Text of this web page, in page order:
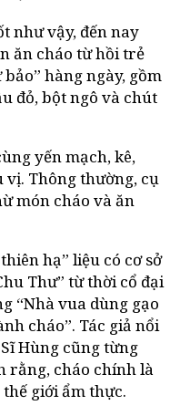
như vậy, đến nay
ăn cháo từ hồi trẻ
hàng ngày, gồm
đỏ, bột ngô và chút
yến mạch, kê,
Thông thường, cụ
món cháo và ăn
hạ” liệu có cơ sở
Thư” từ thời cổ đại
“Nhà vua dùng gạo
cháo”. Tác giả nổi
Hùng cũng từng
rằng, cháo chính là
giới ẩm thực.